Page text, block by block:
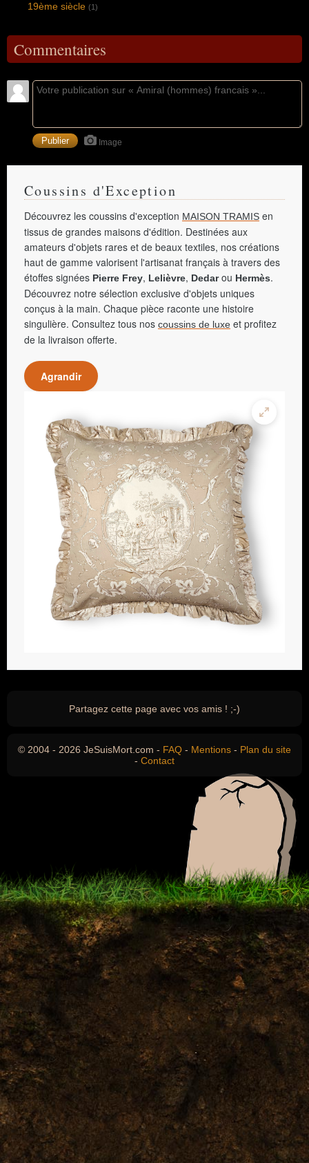
19ème siècle (1)
Commentaires
Image
Coussins d'Exception
Découvrez les coussins d'exception MAISON TRAMIS en
tissus de grandes maisons d'édition. Destinées aux
amateurs d'objets rares et de beaux textiles, nos créations
haut de gamme valorisent l'artisanat français à travers des
étoffes signées Pierre Frey, Lelièvre, Dedarou Hermès.
Découvrez notre sélection exclusive d'objets uniques
conçus à la main. Chaque pièce raconte une histoire
singulière. Consultez tous nos coussins de luxe et profitez
de la livraison offerte.
Agrandir
Partagez cette page avec vos amis ! ;-)
© 2004 - 2026 JeSuisMort.com - FAQ - Mentions - Plan du site
- Contact